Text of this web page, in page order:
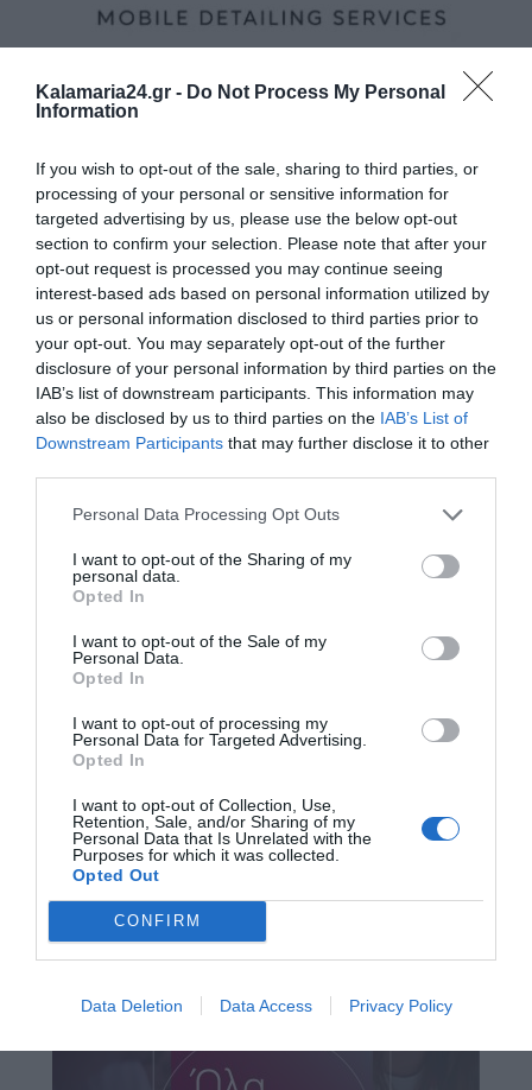
Kalamaria24.gr - Do Not Process My Personal
Information
If you wish to opt-out of the sale, sharing to third parties, or
processing of your personal or sensitive information for
targeted advertising by us, please use the below opt-out
section to confirm your selection. Please note that after your
opt-out request is processed you may continue seeing
interest-based ads based on personal information utilized by
us or personal information disclosed to third parties prior to
your opt-out. You may separately opt-out of the further
disclosure of your personal information by third parties on the
IAB’s list of downstream participants. This information may
also be disclosed by us to third parties on the IAB’s List of
Downstream Participants that may further disclose it to other
Personal Data Processing Opt Outs
I want to opt-out of the Sharing of my
personal data.
Opted In
I want to opt-out of the Sale of my
Personal Data.
Opted In
I want to opt-out of processing my
Personal Data for Targeted Advertising.
Opted In
I want to opt-out of Collection, Use,
Retention, Sale, and/or Sharing of my
Personal Data that Is Unrelated with the
Purposes for which it was collected.
Opted Out
CONFIRM
Data Deletion Data Access Privacy Policy